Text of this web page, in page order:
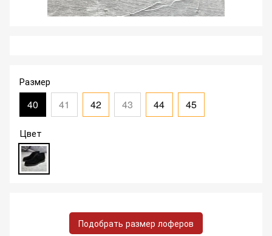
Размер
40 41 42 43 44 45
Цвет
Подобрать размер лоферов